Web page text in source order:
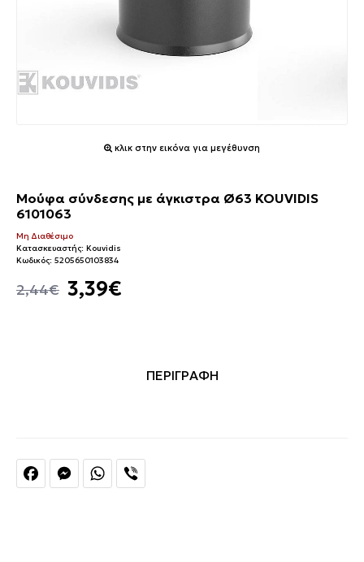
κλικ στην εικόνα για μεγέθυνση
Μούφα σύνδεσης με άγκιστρα Ø63 KOUVIDIS
6101063
3,39€
2,44€
Μη Διαθέσιμο
Κατασκευαστής: Kouvidis
Κωδικός: 5205650103834
FacebookMessengerWhatsApp
ΠΕΡΙΓΡΑΦΗ